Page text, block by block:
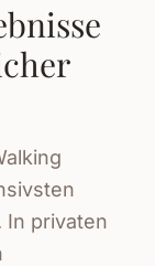
In privaten